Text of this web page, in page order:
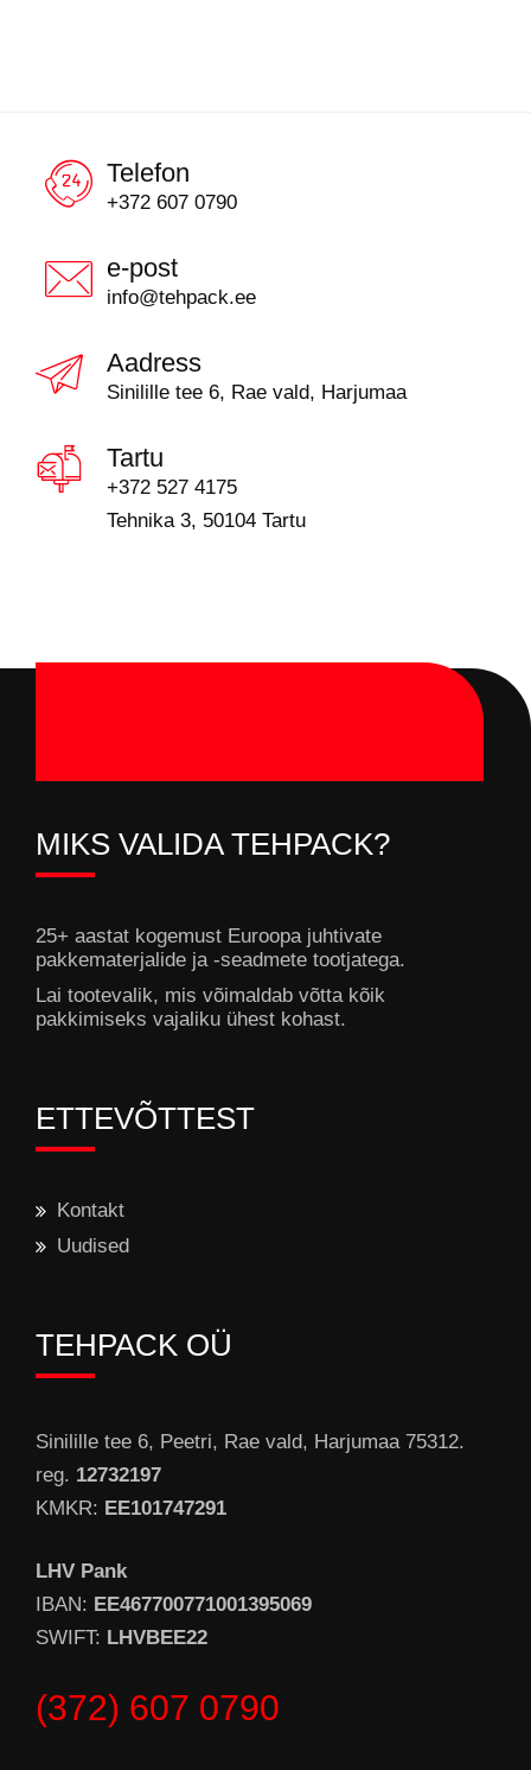
Telefon
+372 607 0790
e-post
info@tehpack.ee
Aadress
Sinilille tee 6, Rae vald, Harjumaa
Tartu
+372 527 4175
Tehnika 3, 50104 Tartu
MIKS VALIDA TEHPACK?
25+ aastat kogemust Euroopa juhtivate
pakkematerjalide ja -seadmete tootjatega.
Lai tootevalik, mis võimaldab võtta kõik
pakkimiseks vajaliku ühest kohast.
ETTEVÕTTEST
Kontakt
Uudised
TEHPACK OÜ
Sinilille tee 6, Peetri, Rae vald, Harjumaa 75312.
reg. 12732197
KMKR: EE101747291
LHV Pank
IBAN: EE467700771001395069
SWIFT: LHVBEE22
(372) 607 0790